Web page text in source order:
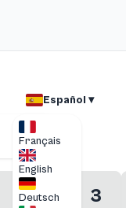
Español ▾
Français
English
Deutsch
... 3